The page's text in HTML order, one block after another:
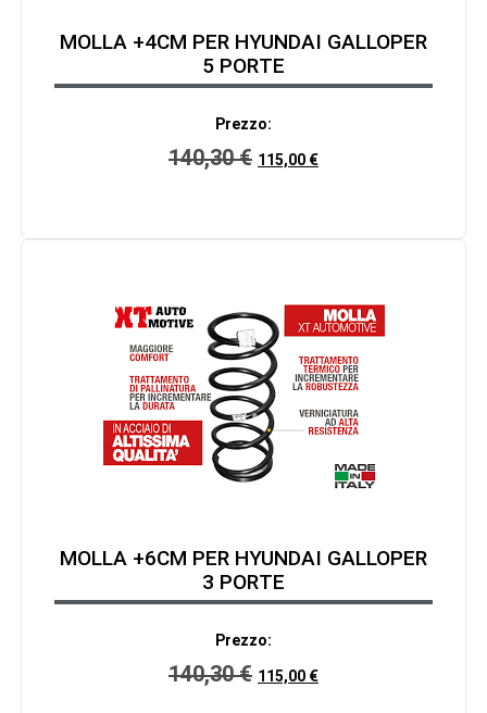
MOLLA +4CM PER HYUNDAI GALLOPER
5 PORTE
Prezzo:
140,30€ 115,00 €
MOLLA +6CM PER HYUNDAI GALLOPER
3 PORTE
Prezzo:
140,30€ 115,00 €